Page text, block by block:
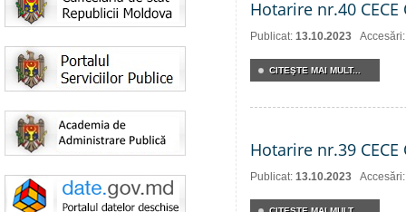
Hotarire nr.40
Publicat: 13.10.2023
CITEŞTE MAI MULT...
Hotarire nr.39
Publicat: 13.10.2023